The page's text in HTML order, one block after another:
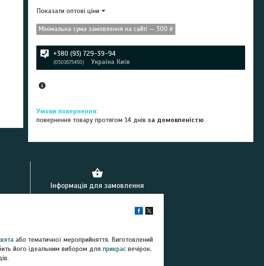
Показати оптові ціни
Мінімальна сума замовлення на сайті — 300 ₴
+380 (93) 729-39-94
0501675430 Україна Київ
повернення товару протягом 14 днівза домовленістю
Інформація для замовлення
або тематичної мероприйняття. Виготовлений
його ідеальним вибором для прикрас вечірок,